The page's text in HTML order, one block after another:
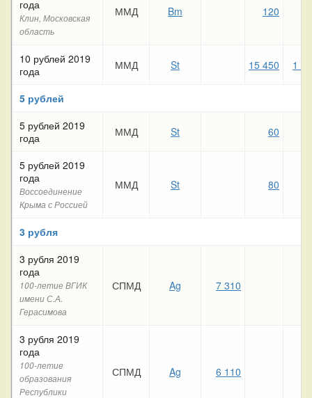
года
Клин, Московская
область
ММД Bm 120
10 рублей 2019
года
ММД St 15 450 1
5 рублей
5 рублей 2019
года
ММД St 60
5 рублей 2019
года
Воссоединение
Крыма с Россией
ММД St 80
3 рубля
3 рубля 2019
года
100-летие ВГИК
имени С.А.
Герасимова
СПМД Ag 7 310
3 рубля 2019
года
100-летие
образования
Республики
СПМД Ag 6 110